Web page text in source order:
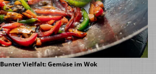
Bunter Vielfalt: Gemüse im Wok